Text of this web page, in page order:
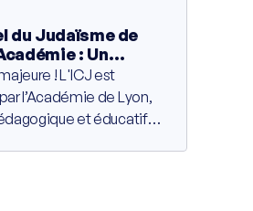
du Judaïsme de
: Un
de Cinq Ans
! L'ICJ est
l’Académie de Lyon,
et éducatif